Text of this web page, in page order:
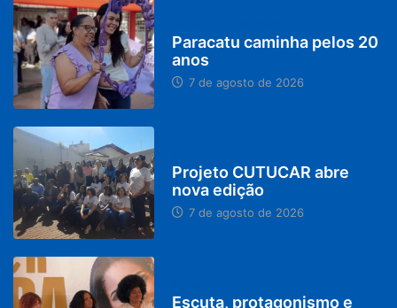
Paracatu caminha pelos 20
anos
7 de agosto de 2026
Projeto CUTUCAR abre
nova edição
7 de agosto de 2026
Escuta, protagonismo e